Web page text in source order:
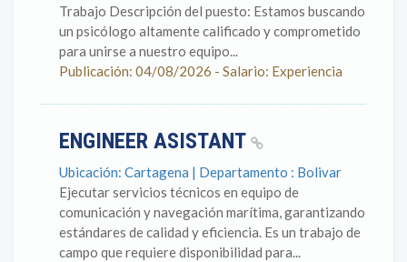
Trabajo Descripción del puesto: Estamos buscando
un psicólogo altamente calificado y comprometido
para unirse a nuestro equipo...
Publicación: 04/08/2026 - Salario: Experiencia
ENGINEER ASISTANT
Ubicación: Cartagena | Departamento : Bolivar
Ejecutar servicios técnicos en equipo de
comunicación y navegación marítima, garantizando
estándares de calidad y eficiencia. Es un trabajo de
campo que requiere disponibilidad para...